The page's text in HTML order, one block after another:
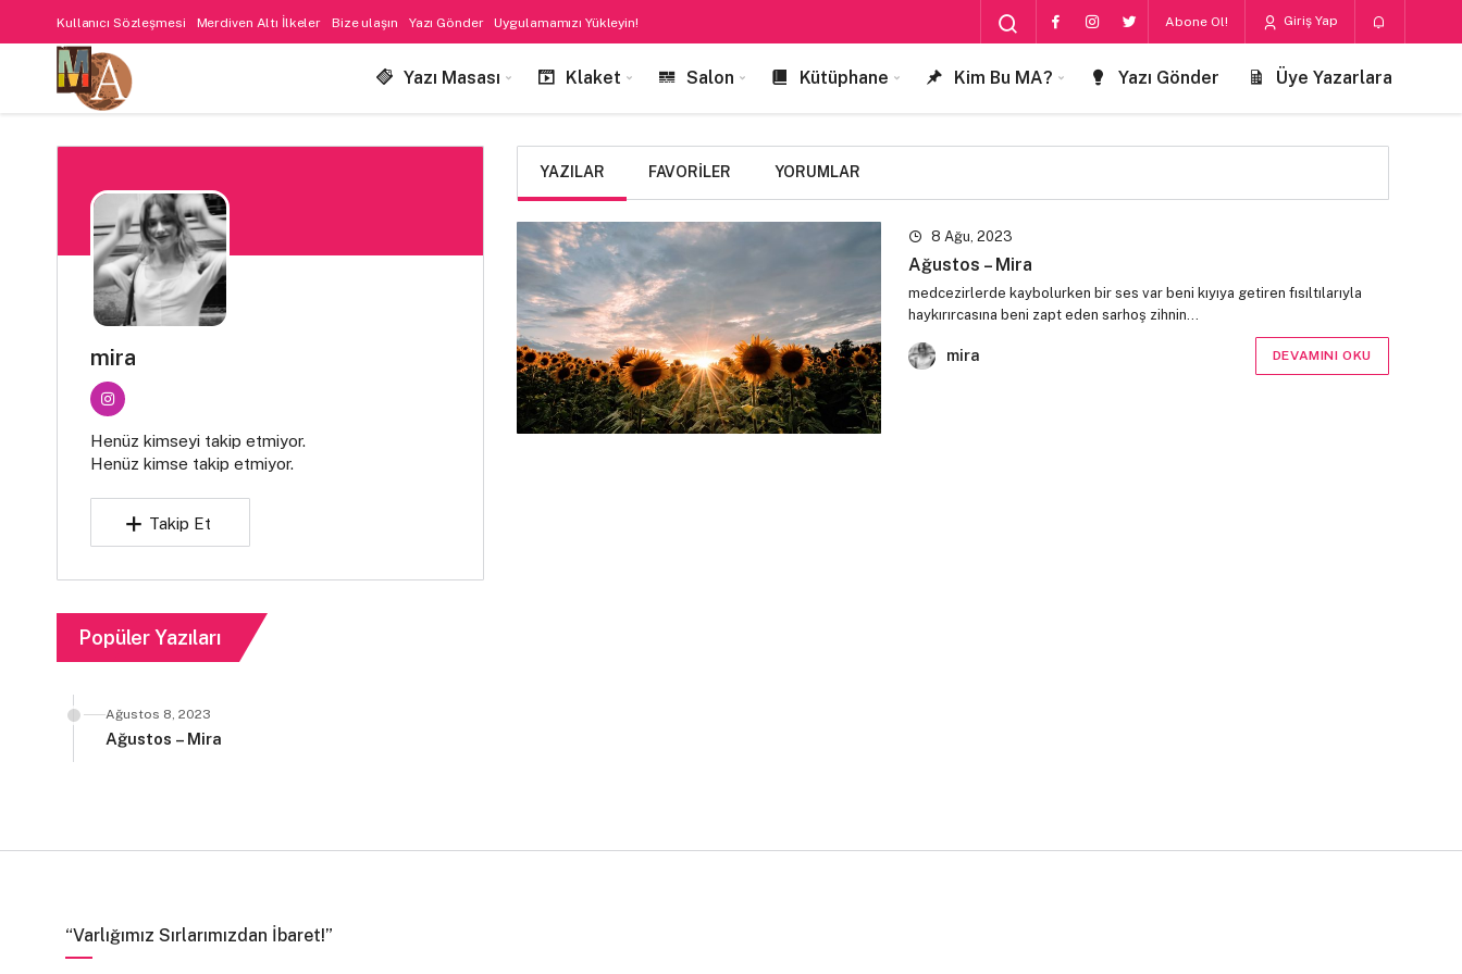
Kullanıcı Sözleşmesi Merdiven Altı İlkeler Bize ulaşın Yazı Gönder Uygulamamızı Yükleyin! Abone Ol! Giriş Yap
Yazı Masası Klaket Salon Kütüphane Kim Bu MA? Yazı Gönder Üye Yazarlara
mira
Henüz kimseyi takip etmiyor.
Henüz kimse takip etmiyor.
Takip Et
Popüler Yazıları
Ağustos – Mira
Ağustos 8, 2023
YAZILAR FAVORILER YORUMLAR
8 Ağu, 2023
Ağustos – Mira
medcezirlerde kaybolurken bir ses var beni kıyıya getiren fısıltılarıyla
haykırırcasına beni zapt eden sarhoş zihnin…
mira DEVAMINI OKU
“Varlığımız Sırlarımızdan İbaret!”